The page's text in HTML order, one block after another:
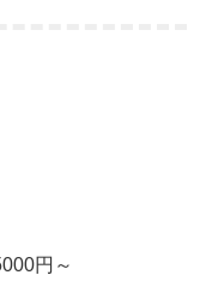
円～